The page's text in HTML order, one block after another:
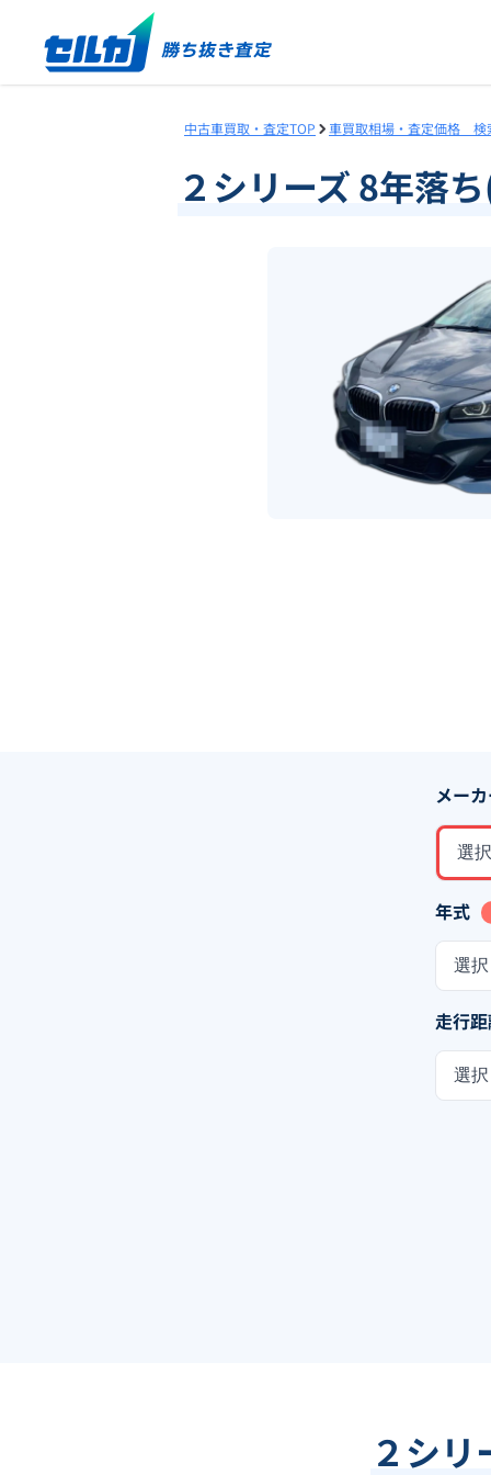
中古車買取・査定TOP 車買取相場・査定価格 検
２シリーズ 8年落
メー
選
年式
選
走行
選
２シ